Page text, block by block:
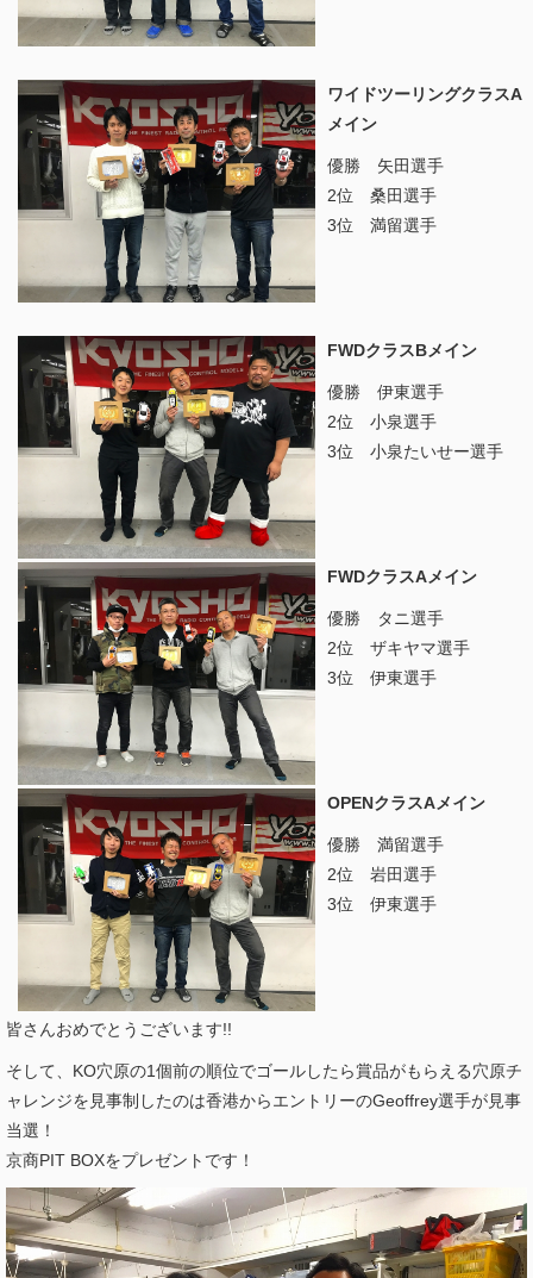
ワイドツーリングクラスA
メイン
優勝 矢田選手
2位 桑田選手
3位 満留選手
FWDクラスBメイン
優勝 伊東選手
2位 小泉選手
3位 小泉たいせー選手
FWDクラスAメイン
優勝 タニ選手
2位 ザキヤマ選手
3位 伊東選手
OPENクラスAメイン
優勝 満留選手
2位 岩田選手
3位 伊東選手
皆さんおめでとうございます!!
そして、KO穴原の1個前の順位でゴールしたら賞品がもらえる穴原チ
ャレンジを見事制したのは香港からエントリーのGeoffrey選手が見事
当選！
京商PIT BOXをプレゼントです！